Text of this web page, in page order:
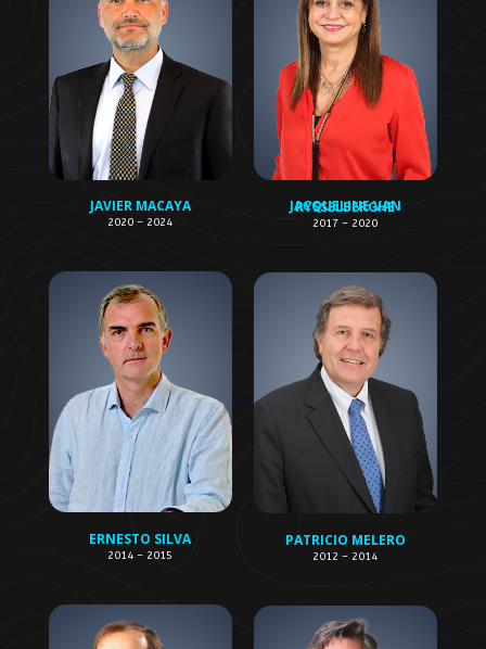
JAVIER MACAYA
2020 – 2024
ERNESTO SILVA
2014 – 2015
JACQUELINE VAN RYSSELBERGHE
2017 – 2020
PATRICIO MELERO
2012 – 2014